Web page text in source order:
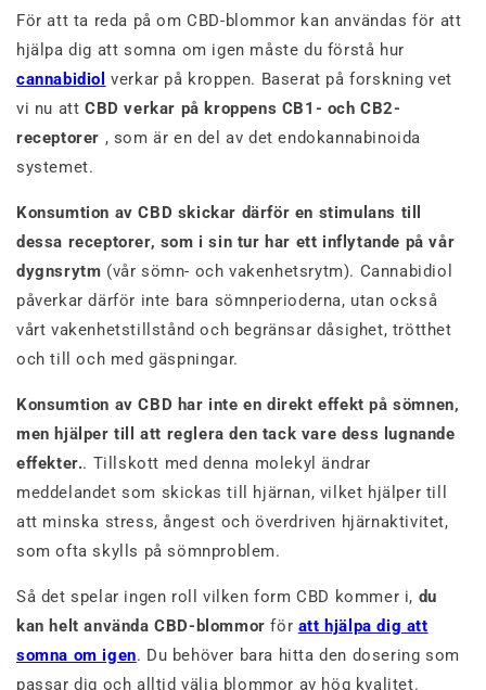
För att ta reda på om CBD-blommor kan användas för att
hjälpa dig att somna om igen måste du förstå hur
cannabidiol verkar på kroppen. Baserat på forskning vet
vi nu att CBD verkar på kroppens CB1- och CB2-
receptorer , som är en del av det endokannabinoida
systemet.
Konsumtion av CBD skickar därför en stimulans till
dessa receptorer, som i sin tur har ett inflytande på vår
dygnsrytm (vår sömn- och vakenhetsrytm). Cannabidiol
påverkar därför inte bara sömnperioderna, utan också
vårt vakenhetstillstånd och begränsar dåsighet, trötthet
och till och med gäspningar.
Konsumtion av CBD har inte en direkt effekt på sömnen,
men hjälper till att reglera den tack vare dess lugnande
effekter.. Tillskott med denna molekyl ändrar
meddelandet som skickas till hjärnan, vilket hjälper till
att minska stress, ångest och överdriven hjärnaktivitet,
som ofta skylls på sömnproblem.
Så det spelar ingen roll vilken form CBD kommer i, du
kan helt använda CBD-blommor för att hjälpa dig att
somna om igen. Du behöver bara hitta den dosering som
passar dig och alltid välja blommor av hög kvalitet.